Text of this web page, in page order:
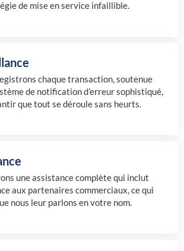
de mise en service infaillible.
chaque transaction, soutenue
de notification d’erreur sophistiqué,
que tout se déroule sans heurts.
une assistance complète qui inclut
aux partenaires commerciaux, ce qui
nous leur parlons en votre nom.